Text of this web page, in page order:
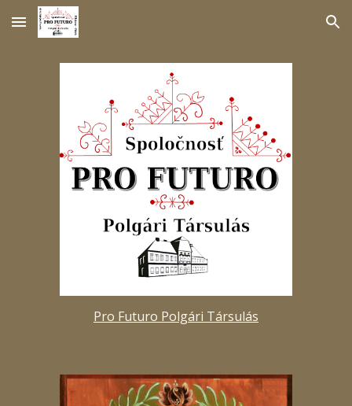
Skip to main content Skip to navigation
Pro Futuro Polgári Társulás